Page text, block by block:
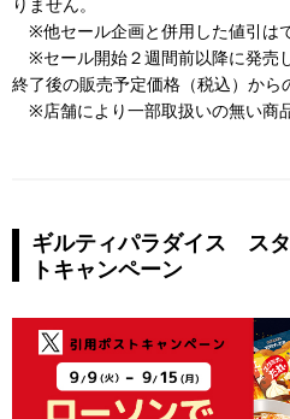
※他セール企画と併用した値引は
※セール開始２週間前以降に発売
終了後の販売予定価格（税込）から
※店舗により一部取扱いの無い商
ギルティパラダイス ス
トキャンペーン